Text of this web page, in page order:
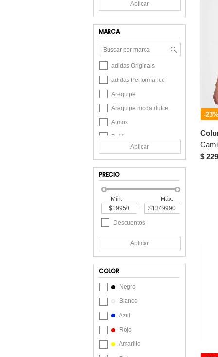
Aplicar
MARCA
adidas Originals
adidas Performance
Arequipe
Arequipe moda dulce
Atmos
Belife
Converse
El Hincha de la cancha
Fila
Gef
Hawai
Hawai-Haby
Jordan
Mario Hernández
Aplicar
PRECIO
Mín.
Máx.
-
Descuentos
Aplicar
COLOR
Negro
Blanco
Azul
Rojo
Amarillo
-23%
$